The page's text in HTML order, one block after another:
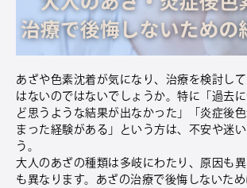
あざや色素沈着が気になり、治療を検討し
はないのではないでしょうか。特に「過去
ど思うような結果が出なかった」「炎症後
まった経験がある」という方は、不安や迷
う。
大人のあざの種類は多岐にわたり、原因も
も異なります。あざの治療で後悔しないた